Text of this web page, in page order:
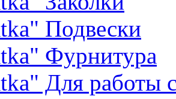
Подвески
Фурнитура
Для работы